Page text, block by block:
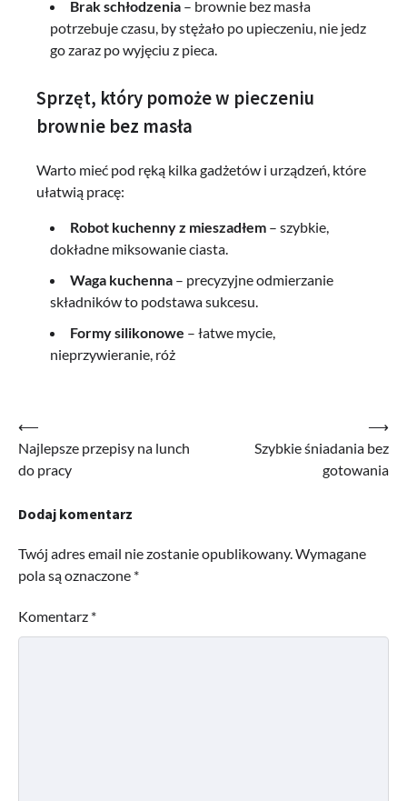
Brak schłodzenia – brownie bez masła
potrzebuje czasu, by stężało po upieczeniu, nie jedz
go zaraz po wyjęciu z pieca.
Sprzęt, który pomoże w pieczeniu
brownie bez masła
Warto mieć pod ręką kilka gadżetów i urządzeń, które
ułatwią pracę:
Robot kuchenny z mieszadłem – szybkie,
dokładne miksowanie ciasta.
Waga kuchenna – precyzyjne odmierzanie
składników to podstawa sukcesu.
Formy silikonowe – łatwe mycie,
nieprzywieranie, róż
Nawigacja
wpisu
⟵
Najlepsze przepisy na lunch
do pracy
Szybkie śniadania bez
gotowania
⟶
Dodaj komentarz
Twój adres email nie zostanie opublikowany.Wymagane
pola są oznaczone *
Komentarz *